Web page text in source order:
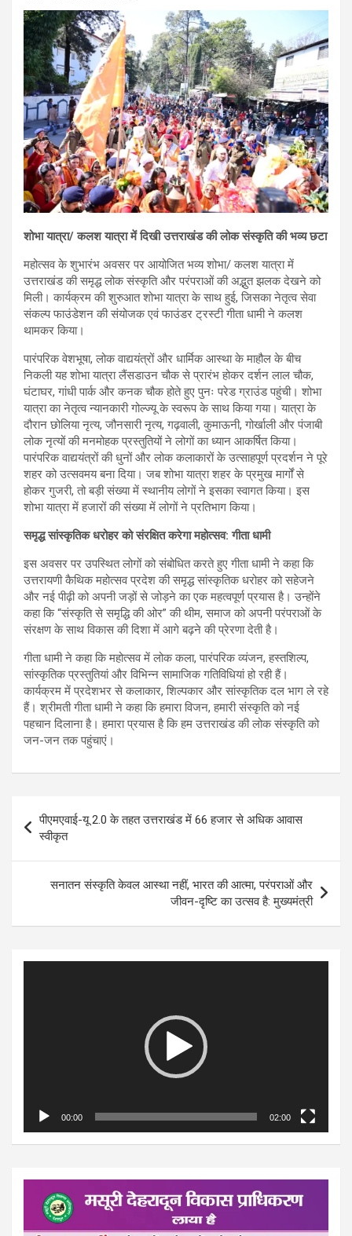
शोभा यात्रा/ कलश यात्रा में दिखी उत्तराखंड की लोक संस्कृति की भव्य छटा
महोत्सव के शुभारंभ अवसर पर आयोजित भव्य शोभा/ कलश यात्रा में
उत्तराखंड की समृद्ध लोक संस्कृति और परंपराओं की अद्भुत झलक देखने को
मिली। कार्यक्रम की शुरुआत शोभा यात्रा के साथ हुई, जिसका नेतृत्व सेवा
संकल्प फाउंडेशन की संयोजक एवं फाउंडर ट्रस्टी गीता धामी ने कलश
थामकर किया।
पारंपरिक वेशभूषा, लोक वाद्ययंत्रों और धार्मिक आस्था के माहौल के बीच
निकली यह शोभा यात्रा लैंसडाउन चौक से प्रारंभ होकर दर्शन लाल चौक,
घंटाघर, गांधी पार्क और कनक चौक होते हुए पुनः परेड ग्राउंड पहुंची। शोभा
यात्रा का नेतृत्व न्यानकारी गोल्ज्यू के स्वरूप के साथ किया गया। यात्रा के
दौरान छोलिया नृत्य, जौनसारी नृत्य, गढ़वाली, कुमाऊनी, गोर्खाली और पंजाबी
लोक नृत्यों की मनमोहक प्रस्तुतियों ने लोगों का ध्यान आकर्षित किया।
पारंपरिक वाद्ययंत्रों की धुनों और लोक कलाकारों के उत्साहपूर्ण प्रदर्शन ने पूरे
शहर को उत्सवमय बना दिया। जब शोभा यात्रा शहर के प्रमुख मार्गों से
होकर गुजरी, तो बड़ी संख्या में स्थानीय लोगों ने इसका स्वागत किया। इस
शोभा यात्रा में हजारों की संख्या में लोगों ने प्रतिभाग किया।
समृद्ध सांस्कृतिक धरोहर को संरक्षित करेगा महोत्सव: गीता धामी
इस अवसर पर उपस्थित लोगों को संबोधित करते हुए गीता धामी ने कहा कि
उत्तरायणी कैथिक महोत्सव प्रदेश की समृद्ध सांस्कृतिक धरोहर को सहेजने
और नई पीढ़ी को अपनी जड़ों से जोड़ने का एक महत्वपूर्ण प्रयास है। उन्होंने
कहा कि “संस्कृति से समृद्धि की ओर” की थीम, समाज को अपनी परंपराओं के
संरक्षण के साथ विकास की दिशा में आगे बढ़ने की प्रेरणा देती है।
गीता धामी ने कहा कि महोत्सव में लोक कला, पारंपरिक व्यंजन, हस्तशिल्प,
सांस्कृतिक प्रस्तुतियां और विभिन्न सामाजिक गतिविधियां हो रही हैं।
कार्यक्रम में प्रदेशभर से कलाकार, शिल्पकार और सांस्कृतिक दल भाग ले रहे
हैं। श्रीमती गीता धामी ने कहा कि हमारा विजन, हमारी संस्कृति को नई
पहचान दिलाना है। हमारा प्रयास है कि हम उत्तराखंड की लोक संस्कृति को
जन-जन तक पहुंचाएं।
navigation
पीएमएवाई-यू 2.0 के तहत उत्तराखंड में 66 हजार से अधिक आवास
स्वीकृत
सनातन संस्कृति केवल आस्था नहीं, भारत की आत्मा, परंपराओं और
जीवन-दृष्टि का उत्सव है: मुख्यमंत्री
00:00 02:00